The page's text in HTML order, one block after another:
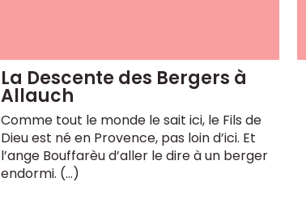
La Descente des Bergers à
Allauch
Comme tout le monde le sait ici, le Fils de
Dieu est né en Provence, pas loin d’ici. Et
l’ange Bouffarèu d’aller le dire à un berger
endormi. (…)